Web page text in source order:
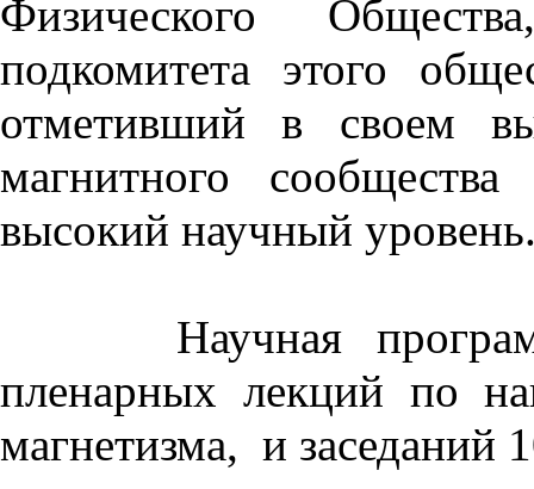
Физического
подкомитета этого
отметивший в своем
магнитного
высокий научный
Научная
пленарных лекций по
магнетизма, и